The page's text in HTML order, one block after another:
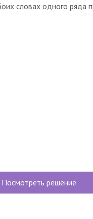
словах одного ряда
Посмотреть решение